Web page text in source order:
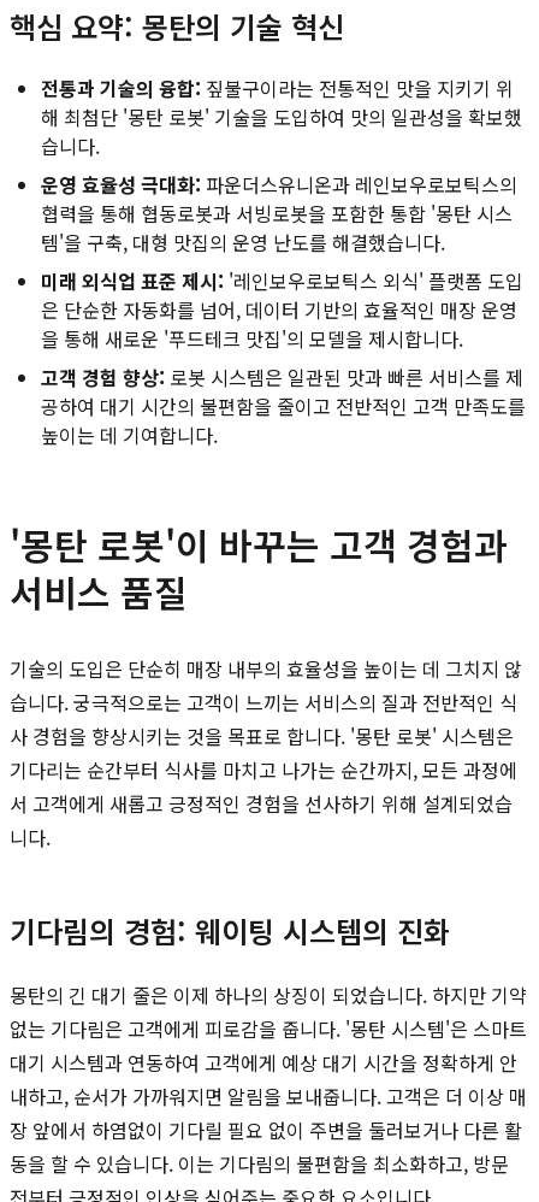
핵심 요약: 몽탄의 기술 혁신
전통과 기술의 융합: 짚불구이라는 전통적인 맛을 지키기 위
해 최첨단 '몽탄 로봇' 기술을 도입하여 맛의 일관성을 확보했
습니다.
운영 효율성 극대화: 파운더스유니온과 레인보우로보틱스의
협력을 통해 협동로봇과 서빙로봇을 포함한 통합 '몽탄 시스
템'을 구축, 대형 맛집의 운영 난도를 해결했습니다.
미래 외식업 표준 제시: '레인보우로보틱스 외식' 플랫폼 도입
은 단순한 자동화를 넘어, 데이터 기반의 효율적인 매장 운영
을 통해 새로운 '푸드테크 맛집'의 모델을 제시합니다.
고객 경험 향상: 로봇 시스템은 일관된 맛과 빠른 서비스를 제
공하여 대기 시간의 불편함을 줄이고 전반적인 고객 만족도를
높이는 데 기여합니다.
'몽탄 로봇'이 바꾸는 고객 경험과
서비스 품질
기술의 도입은 단순히 매장 내부의 효율성을 높이는 데 그치지 않
습니다. 궁극적으로는 고객이 느끼는 서비스의 질과 전반적인 식
사 경험을 향상시키는 것을 목표로 합니다. '몽탄 로봇' 시스템은
기다리는 순간부터 식사를 마치고 나가는 순간까지, 모든 과정에
서 고객에게 새롭고 긍정적인 경험을 선사하기 위해 설계되었습
니다.
기다림의 경험: 웨이팅 시스템의 진화
몽탄의 긴 대기 줄은 이제 하나의 상징이 되었습니다. 하지만 기약
없는 기다림은 고객에게 피로감을 줍니다. '몽탄 시스템'은 스마트
대기 시스템과 연동하여 고객에게 예상 대기 시간을 정확하게 안
내하고, 순서가 가까워지면 알림을 보내줍니다. 고객은 더 이상 매
장 앞에서 하염없이 기다릴 필요 없이 주변을 둘러보거나 다른 활
동을 할 수 있습니다. 이는 기다림의 불편함을 최소화하고, 방문